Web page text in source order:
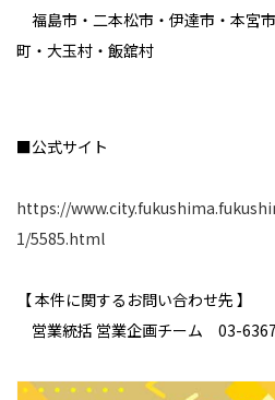
福島市・二本松市・伊達市・本宮
町・大玉村・飯舘村
■公式サイト
https://
1/5585.html
【 本件に関するお問い合わせ先 】
営業統括 営業企画チーム 03-